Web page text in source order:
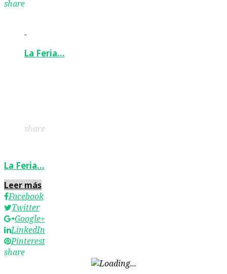
share
-
La Feria…
share
La Feria…
Leer más
Facebook
Twitter
Google+
LinkedIn
Pinterest
share